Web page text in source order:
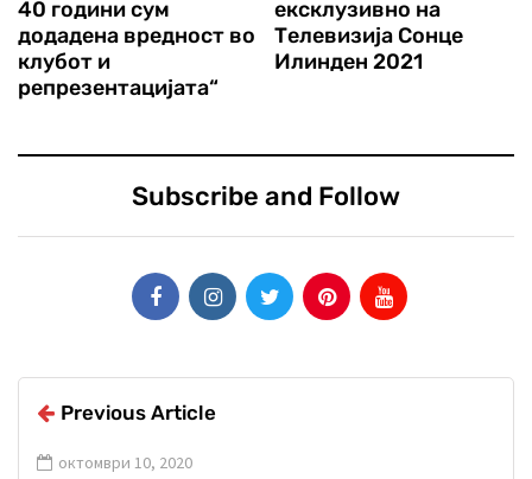
40 години сум
додадена вредност во
клубот и
репрезентацијата“
ексклузивно на
Телевизија Сонце
Илинден 2021
Subscribe and Follow
Previous Article
октомври 10, 2020